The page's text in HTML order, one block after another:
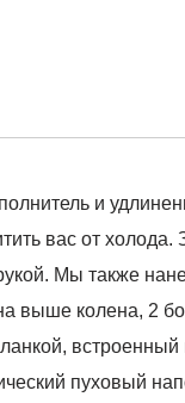
и
вас от холода.
Мы также
выше колена, 2
пуховый